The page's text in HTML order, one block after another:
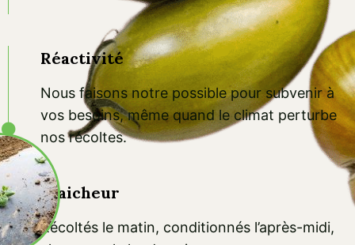
Réactivité
Nous faisons notre possible pour subvenir à
vos besoins, même quand le climat perturbe
nos récoltes.
Fraicheur
Récoltés le matin, conditionnés l’après-midi,